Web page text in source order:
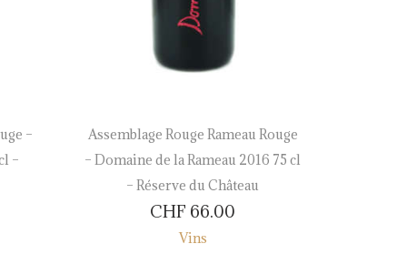
–
–
Assemblage Rouge Rameau Rouge
– Domaine de la Rameau 2016 75 cl
– Réserve du Château
CHF 66.00
Vins